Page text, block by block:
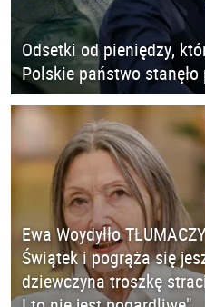
Odsetki od pieniędzy,
Polskie państwo
Ewa Woydyłło
Świątek i pogrąża się
dziewczyna troszkę